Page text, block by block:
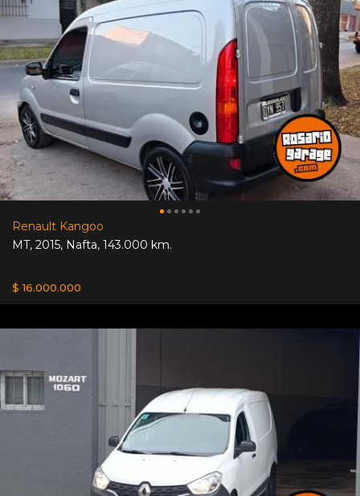
Renault Kangoo
MT, 2015, Nafta, 143.000 km.
$ 16.000.000